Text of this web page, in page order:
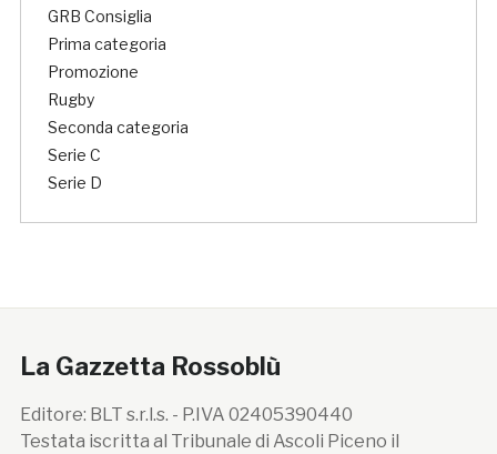
GRB Consiglia
Prima categoria
Promozione
Rugby
Seconda categoria
Serie C
Serie D
La Gazzetta Rossoblù
Editore: BLT s.r.l.s. - P.IVA 02405390440
Testata iscritta al Tribunale di Ascoli Piceno il